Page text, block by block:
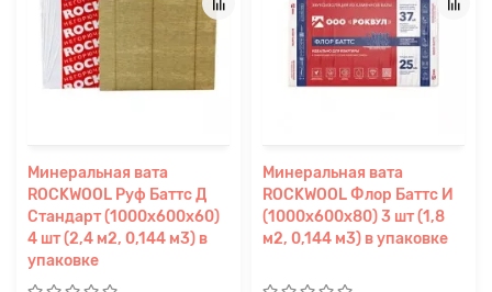
Минеральная вата
ROCKWOOL Руф Баттс Д
Стандарт (1000x600x60)
4 шт (2,4 м2, 0,144 м3) в
упаковке
Минеральная вата
ROCKWOOL Флор Баттс И
(1000х600х80) 3 шт (1,8
м2, 0,144 м3) в упаковке